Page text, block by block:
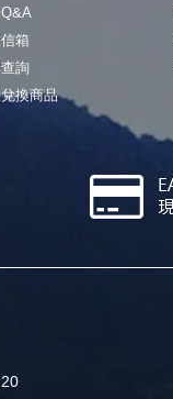
箱
詢
換商品